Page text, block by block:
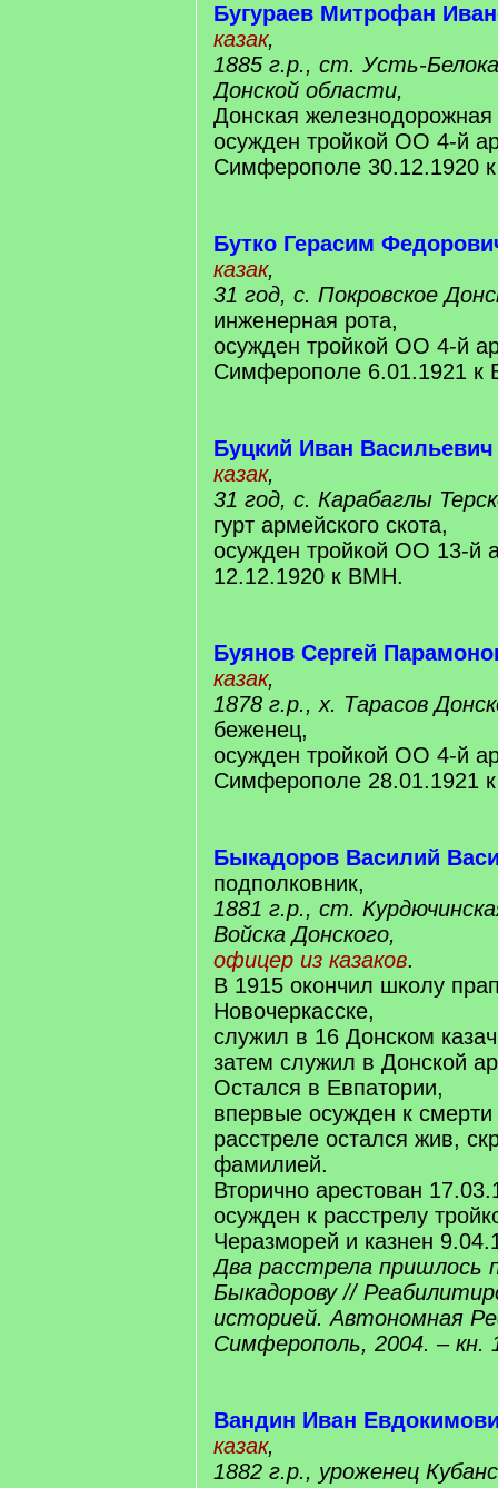
Бугураев Митрофан
казак,
1885 г.р., ст. Усть-
Донской области,
Донская железнодорожная
осужден тройкой ОО 4-й
Симферополе 30.12.1920
Бутко Герасим
казак,
31 год, с. Покровское
инженерная рота,
осужден тройкой ОО 4-й
Симферополе 6.01.1921 к
Буцкий Иван Васильевич
казак,
31 год, с. Карабаглы
гурт армейского скота,
осужден тройкой ОО 13-й
12.12.1920 к ВМН.
Буянов Сергей
казак,
1878 г.р., х. Тарасов
беженец,
осужден тройкой ОО 4-й
Симферополе 28.01.1921
Быкадоров Василий
подполковник,
1881 г.р., ст.
Войска Донского,
офицер из казаков.
В 1915 окончил школу
Новочеркасске,
служил в 16 Донском
затем служил в Донской
Остался в Евпатории,
впервые осужден к
расстреле остался жив,
фамилией.
Вторично арестован
осужден к расстрелу
Черазморей и казнен
Два расстрела пришлось
Быкадорову //
историей. Автономная
Симферополь, 2004. – кн.
Вандин Иван
казак,
1882 г.р., уроженец